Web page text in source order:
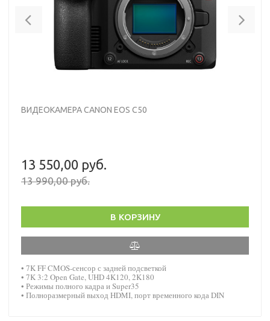
Previous
ВИДЕОКАМЕРА CANON EOS C50
13 550,00 руб.
13 990,00 руб.
В КОРЗИНУ
• 7K FF CMOS-сенсор с задней подсветкой
• 7K 3:2 Open Gate, UHD 4K120, 2K180
• Режимы полного кадра и Super35
• Полноразмерный выход HDMI, порт временного кода DIN